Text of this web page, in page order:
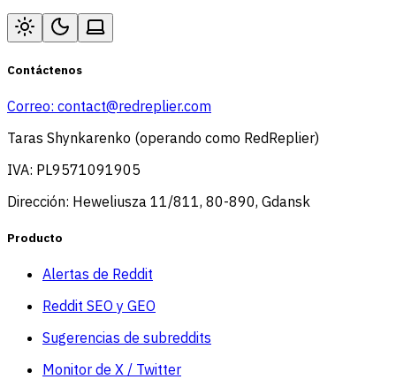
Contáctenos
Correo: contact@redreplier.com
Taras Shynkarenko (operando como RedReplier)
IVA: PL9571091905
Dirección: Heweliusza 11/811, 80-890, Gdansk
Producto
Alertas de Reddit
Reddit SEO y GEO
Sugerencias de subreddits
Monitor de X / Twitter